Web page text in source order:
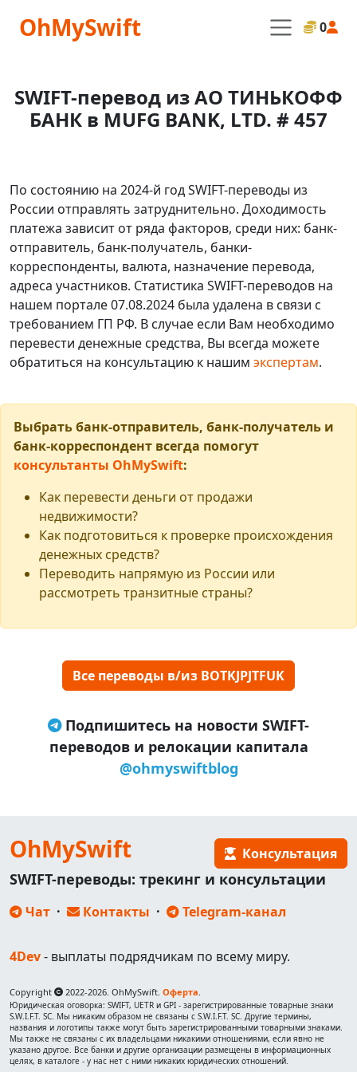
OhMySwift 0
SWIFT-перевод из АО ТИНЬКОФФ
БАНК в MUFG BANK, LTD. # 457
По состоянию на 2024-й год SWIFT-переводы из
России отправлять затруднительно. Доходимость
платежа зависит от ряда факторов, среди них: банк-
отправитель, банк-получатель, банки-
корреспонденты, валюта, назначение перевода,
адреса участников. Статистика SWIFT-переводов на
нашем портале 07.08.2024 была удалена в связи с
требованием ГП РФ. В случае если Вам необходимо
перевести денежные средства, Вы всегда можете
обратиться на консультацию к нашим экспертам.
Выбрать банк-отправитель, банк-получатель и
банк-корреспондент всегда помогут
консультанты OhMySwift:
Как перевести деньги от продажи
недвижимости?
Как подготовиться к проверке происхождения
денежных средств?
Переводить напрямую из России или
рассмотреть транзитные страны?
Все переводы в/из BOTKJPJTFUK
Подпишитесь на новости SWIFT-
переводов и релокации капитала
@ohmyswiftblog
OhMySwift Консультация
SWIFT-переводы: трекинг и консультации
Чат · Контакты · Telegram-канал
4Dev- выплаты подрядчикам по всему миру.
Copyright 2022-2026. OhMySwift. Оферта.
Юридическая оговорка: SWIFT, UETR и GPI - зарегистрированные товарные знаки
S.W.I.F.T. SC. Мы никаким образом не связаны с S.W.I.F.T. SC. Другие термины,
названия и логотипы также могут быть зарегистрированными товарными знаками.
Мы также не связаны с их владельцами никакими отношениями, если явно не
указано другое. Все банки и другие организации размещены в информационных
целях, в каталоге - у нас нет с ними никаких юридических отношений.